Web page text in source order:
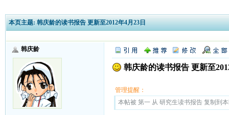
本页主题: 韩庆龄的读书报告 更新至2012年4月23日
韩庆龄
韩庆龄的读书报告 更新至
管理提醒：
本帖被 第一 从 研究生读书报告 复制到